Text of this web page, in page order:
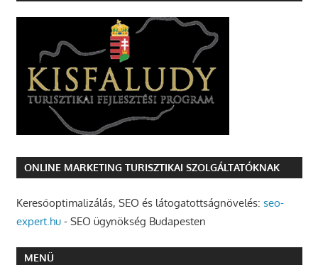
ONLINE MARKETING TURISZTIKAI SZOLGÁLTATÓKNAK
Keresőoptimalizálás, SEO és látogatottságnövelés: seo-
expert.hu- SEO ügynökség Budapesten
MENÜ